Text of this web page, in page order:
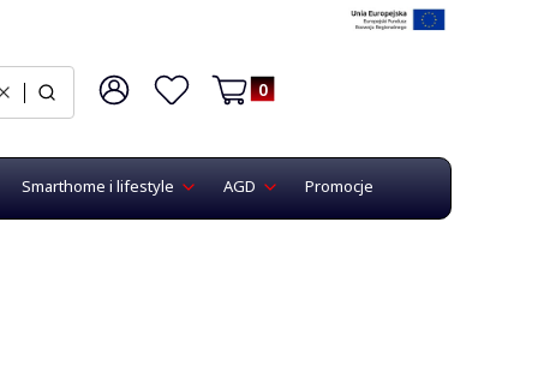
WyczyśćCzego szukasz?Zaloguj sięUlubione
Produkty w koszyku: 0. Zobacz
Koszyk
Smarthome i lifestyle AGD Promocje